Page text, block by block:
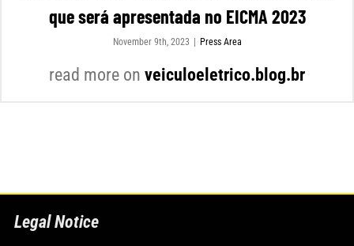
que será apresentada no EICMA 2023
November 9th, 2023 | Press Area
read more on veiculoeletrico.blog.br
Legal Notice